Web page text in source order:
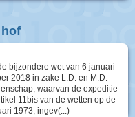
bijzondere wet van 6 januari
2018 in zake L.D. en M.D.
waarvan de expeditie
11bis van de wetten op de
1973, ingev(...)